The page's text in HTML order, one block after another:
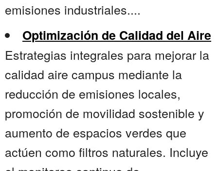
emisiones industriales....
Optimización de Calidad del Aire
Estrategias integrales para mejorar la
calidad aire campus mediante la
reducción de emisiones locales,
promoción de movilidad sostenible y
aumento de espacios verdes que
actúen como filtros naturales. Incluye